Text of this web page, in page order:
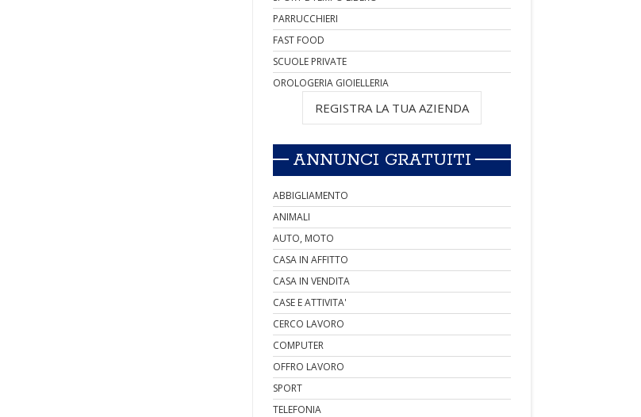
PARRUCCHIERI
FAST FOOD
SCUOLE PRIVATE
OROLOGERIA GIOIELLERIA
REGISTRA LA TUA AZIENDA
ANNUNCI GRATUITI
ABBIGLIAMENTO
ANIMALI
AUTO, MOTO
CASA IN AFFITTO
CASA IN VENDITA
CASE E ATTIVITA'
CERCO LAVORO
COMPUTER
OFFRO LAVORO
SPORT
TELEFONIA